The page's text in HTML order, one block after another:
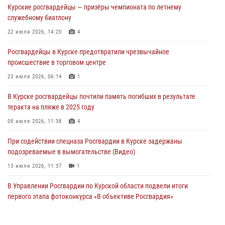
сбыта крупной партии наркотиков
04 августа 2026, 12:52
85 владельцев оружия
04 августа 2026, 07:00
297 выездов по сигналу «тревога»
03 августа 2026, 09:46
Курские росгвардейцы — призёры чемпионата по летнему
служебному биатлону
22 июля 2026, 14:20 4
Росгвардейцы в Курске предотвратили чрезвычайное
происшествие в торговом центре
23 июля 2026, 06:14 1
В Курске росгвардейцы почтили память погибших в результате
теракта на пляже в 2025 году
09 июля 2026, 11:38 4
При содействии спецназа Росгвардии в Курске задержаны
подозреваемые в вымогательстве (Видео)
13 июля 2026, 11:37 1
В Управлении Росгвардии по Курской области подвели итоги
первого этапа фотоконкурса «В объективе Росгвардия»